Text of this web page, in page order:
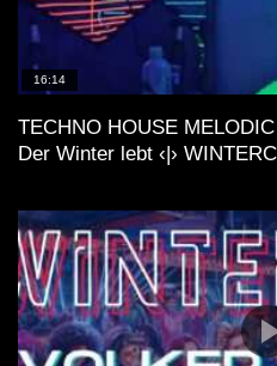
16:14
TECHNO HOUSE MELODIC
Der Winter lebt ‹|›